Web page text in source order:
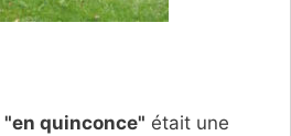
quinconce" était une